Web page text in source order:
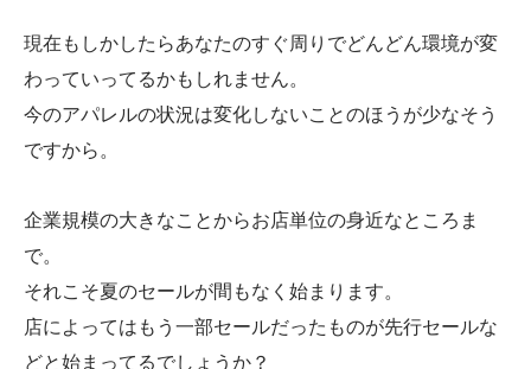
現在もしかしたらあなたのすぐ周りでどんどん環境が変
わっていってるかもしれません。
今のアパレルの状況は変化しないことのほうが少なそう
ですから。
企業規模の大きなことからお店単位の身近なところま
で。
それこそ夏のセールが間もなく始まります。
店によってはもう一部セールだったものが先行セールな
どと始まってるでしょうか？